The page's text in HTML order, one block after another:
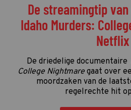
De streamingtip
Idaho Murders:
Netflix
De driedelige documentaire
College Nightmaregaat over
moordzaken van de
regelrechte hit